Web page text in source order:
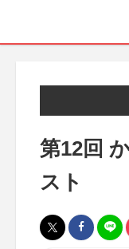
第12回
スト